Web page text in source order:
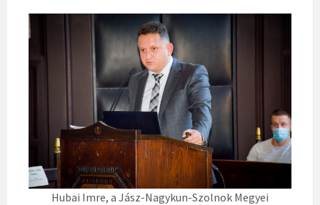
Hubai Imre, a Jász-Nagykun-Szolnok Megyei